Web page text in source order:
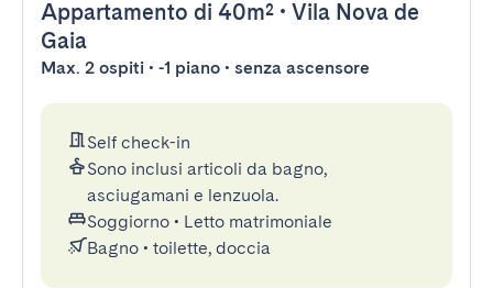
Appartamento di 40m² • Vila Nova de
Gaia
Max. 2 ospiti • -1 piano • senza ascensore
Self check-in
Sono inclusi articoli da bagno,
asciugamani e lenzuola.
Soggiorno • Letto matrimoniale
Bagno • toilette, doccia